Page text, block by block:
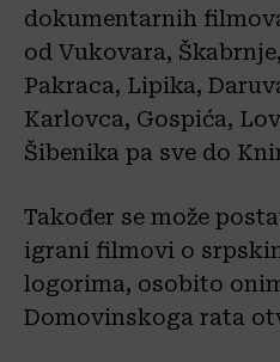
dokumentarnih
od Vukovara,
Pakraca, Lipika,
Karlovca, Gospića,
Šibenika pa sve do
Također se može
igrani filmovi o
logorima, osobito
Domovinskoga rata